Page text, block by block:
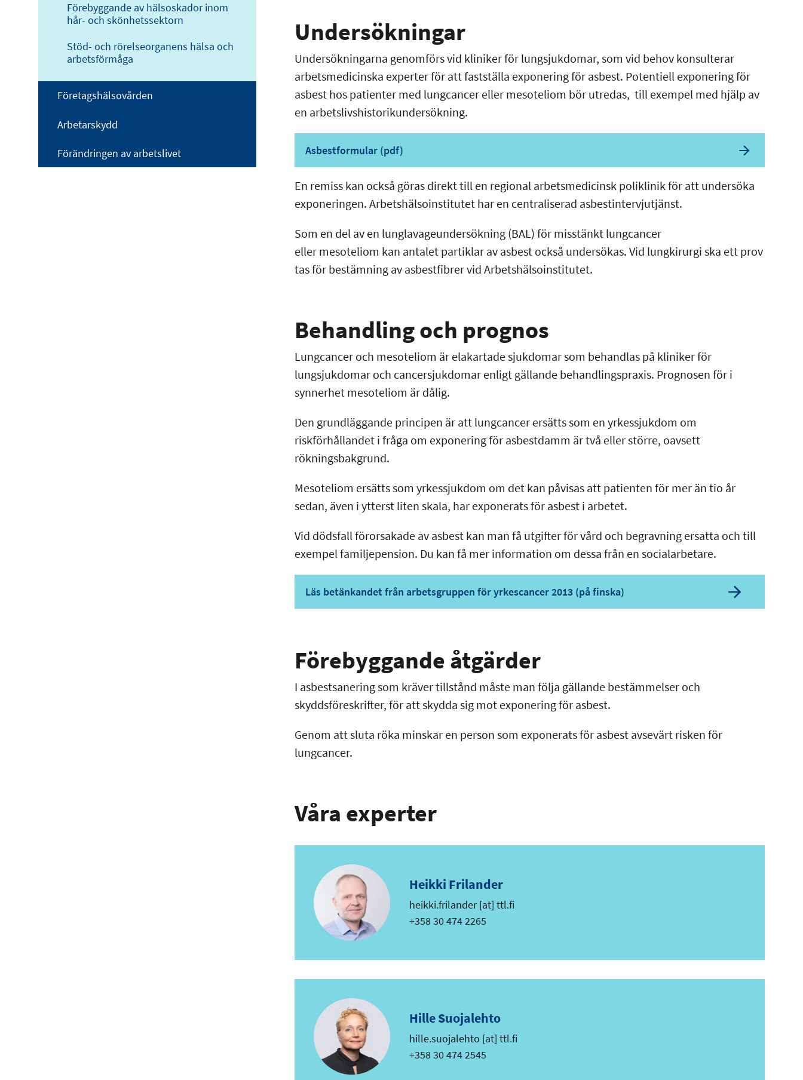
Undersökningar
Undersökningarna genomförs vid kliniker för lungsjukdomar, som vid behov konsulterar
arbetsmedicinska experter för att fastställa exponering för asbest. Potentiell exponering för
asbest hos patienter med lungcancer eller mesoteliom bör utredas, till exempel med hjälp av
en arbetslivshistorikundersökning.
Asbestformular (pdf)
En remiss kan också göras direkt till en regional arbetsmedicinsk poliklinik för att undersöka
exponeringen. Arbetshälsoinstitutet har en centraliserad asbestintervjutjänst.
Som en del av en lunglavageundersökning (BAL) för misstänkt lungcancer
eller mesoteliom kan antalet partiklar av asbest också undersökas. Vid lungkirurgi ska ett prov
tas för bestämning av asbestfibrer vid Arbetshälsoinstitutet.
Behandling och prognos
Lungcancer och mesoteliom är elakartade sjukdomar som behandlas på kliniker för
lungsjukdomar och cancersjukdomar enligt gällande behandlingspraxis. Prognosen för i
synnerhet mesoteliom är dålig.
Den grundläggande principen är att lungcancer ersätts som en yrkessjukdom om
riskförhållandet i fråga om exponering för asbestdamm är två eller större, oavsett
rökningsbakgrund.
Mesoteliom ersätts som yrkessjukdom om det kan påvisas att patienten för mer än tio år
sedan, även i ytterst liten skala, har exponerats för asbest i arbetet.
Vid dödsfall förorsakade av asbest kan man få utgifter för vård och begravning ersatta och till
exempel familjepension. Du kan få mer information om dessa från en socialarbetare.
Läs betänkandet från arbetsgruppen för yrkescancer 2013 (på finska)
Förebyggande åtgärder
I asbestsanering som kräver tillstånd måste man följa gällande bestämmelser och
skyddsföreskrifter, för att skydda sig mot exponering för asbest.
Genom att sluta röka minskar en person som exponerats för asbest avsevärt risken för
lungcancer.
Våra experter
Heikki Frilander
e
-
heikki.frilander[at] ttl.fi
Telefon
+358 30 474 2265
Hille Suojalehto
e
-
hille.suojalehto [at] ttl.fi
Telefon
+358 30 474 2545
Förebyggande av hälsoskador inom
hår- och skönhetssektorn
Stöd- och rörelseorganens hälsa och
arbetsförmåga
Företagshälsovården
Arbetarskydd
Förändringen av arbetslivet